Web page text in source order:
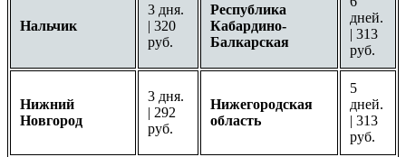
Нальчик
3 дня.
| 320
руб.
Республика
Кабардино-
Балкарская
дней.
| 313
руб.
Нижний
Новгород
3 дня.
| 292
руб.
Нижегородская
область
5
дней.
| 313
руб.